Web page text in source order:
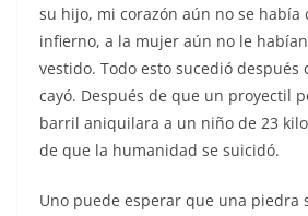
su hijo, mi corazón aún no se había
infierno, a la mujer aún no le
vestido. Todo esto sucedió después
cayó. Después de que un proyectil
barril aniquilara a un niño de 23
de que la humanidad se suicidó.
Uno puede esperar que una piedra